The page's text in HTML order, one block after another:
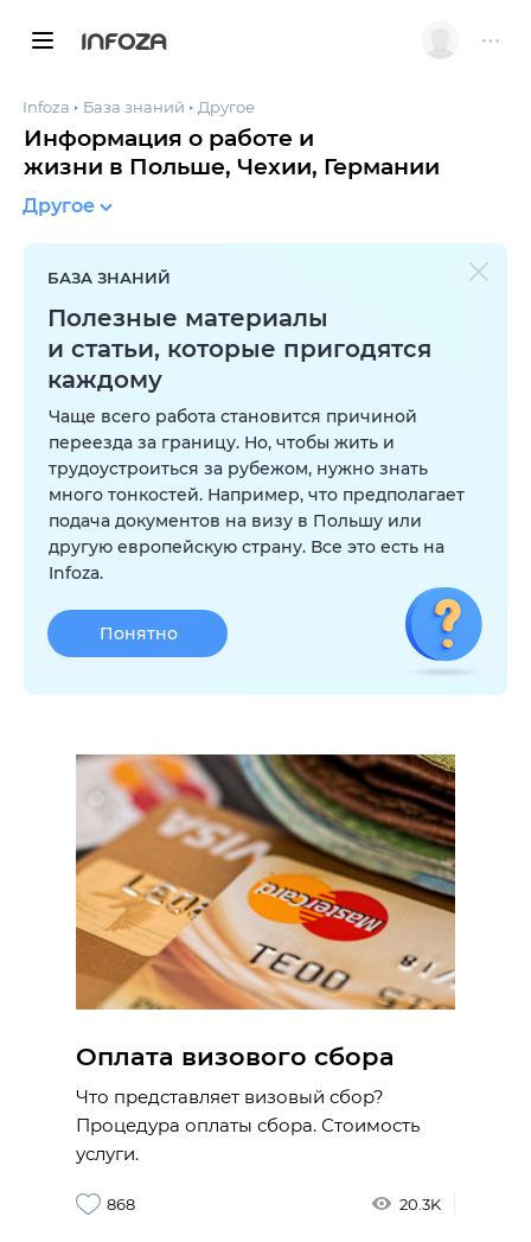
INFOZA
Infoza База знаний Другое
Информация о работе и
жизни в Польше, Чехии, Германии
Другое
БАЗА ЗНАНИЙ
Полезные материалы
и статьи, которые пригодятся
каждому
Чаще всего работа становится причиной
переезда за границу. Но, чтобы жить и
трудоустроиться за рубежом, нужно знать
много тонкостей. Например, что предполагает
подача документов на визу в Польшу или
другую европейскую страну. Все это есть на
Infoza.
Понятно
Оплата визового сбора
Что представляет визовый сбор?
Процедура оплаты сбора. Стоимость
услуги.
868 20.3K